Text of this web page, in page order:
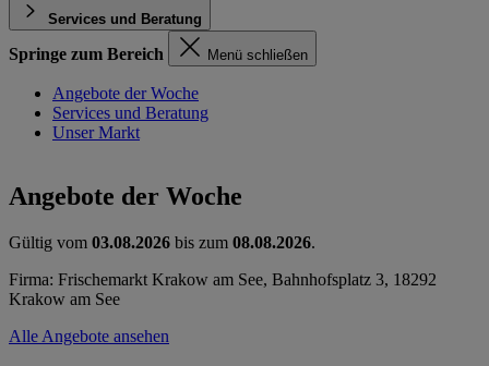
Services und Beratung
Springe zum Bereich Menü schließen
Angebote der Woche
Services und Beratung
Unser Markt
Angebote der Woche
Gültig vom 03.08.2026 bis zum 08.08.2026.
Firma: Frischemarkt Krakow am See, Bahnhofsplatz 3, 18292
Krakow am See
Alle Angebote ansehen